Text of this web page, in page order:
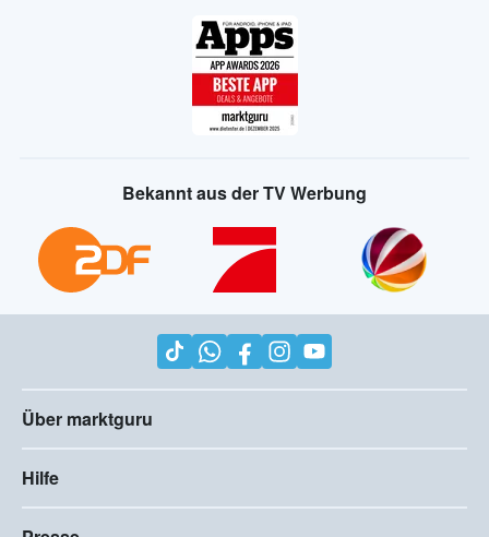
Bekannt aus der TV Werbung
Über marktguru
Hilfe